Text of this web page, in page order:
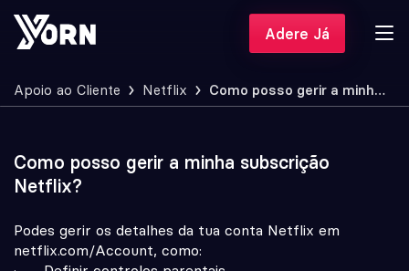
Adere Já
Apoio ao Cliente Netflix Como posso gerir a minha subscrição Netflix?
Como posso gerir a minha subscrição
Netflix?
Podes gerir os detalhes da tua conta Netflix em
netflix.com/Account, como: